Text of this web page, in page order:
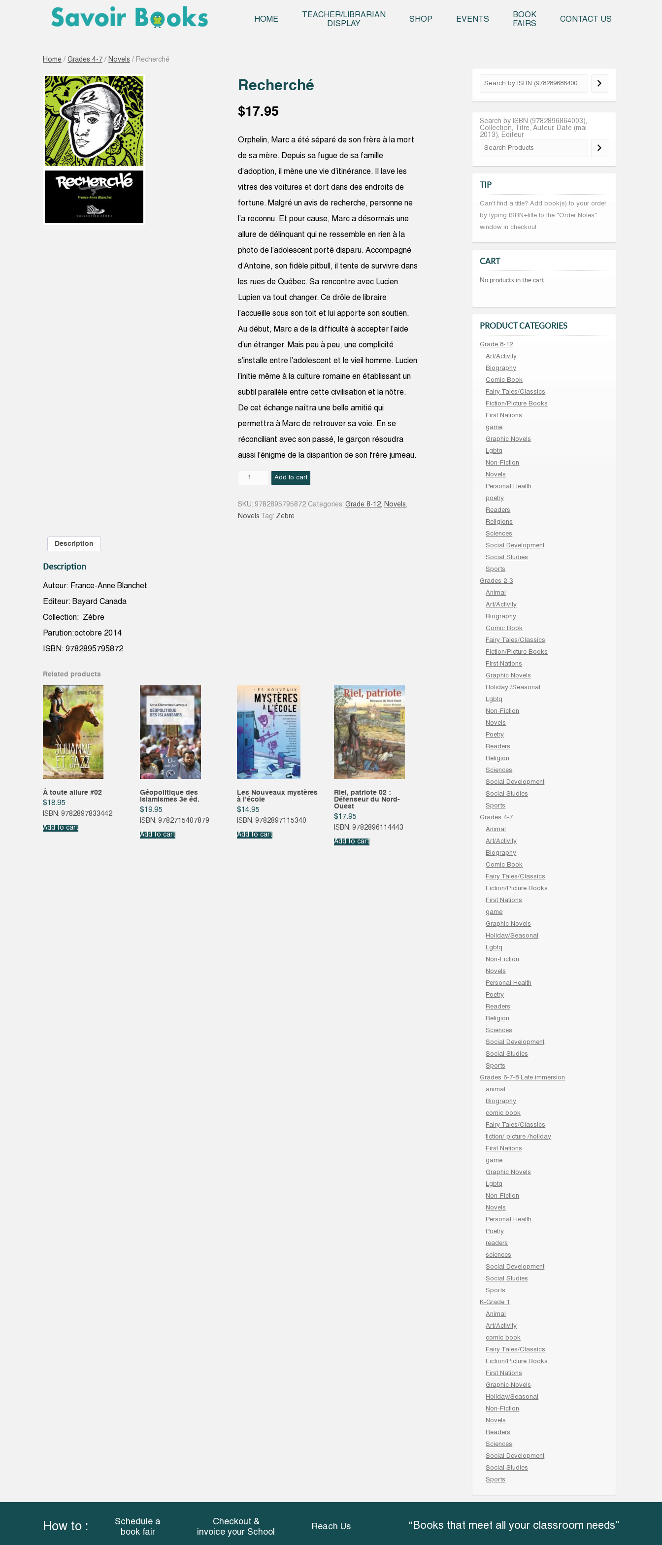
HOME
TEACHER/LIBRARIAN
DISPLAY
SHOP EVENTS
BOOK
FAIRS
CONTACT US
Home / Grades 4-7 / Novels / Recherché
Recherché
$17.95
Orphelin, Marc a été séparé de son frère à la mort
de sa mère. Depuis sa fugue de sa famille
d’adoption, il mène une vie d’itinérance. Il lave les
vitres des voitures et dort dans des endroits de
fortune. Malgré un avis de recherche, personne ne
l’a reconnu. Et pour cause, Marc a désormais une
allure de délinquant qui ne ressemble en rien à la
photo de l’adolescent porté disparu. Accompagné
d’Antoine, son fidèle pitbull, il tente de survivre dans
les rues de Québec. Sa rencontre avec Lucien
Lupien va tout changer. Ce drôle de libraire
l’accueille sous son toit et lui apporte son soutien.
Au début, Marc a de la difficulté à accepter l’aide
d’un étranger. Mais peu à peu, une complicité
s’installe entre l’adolescent et le vieil homme. Lucien
l’initie même à la culture romaine en établissant un
subtil parallèle entre cette civilisation et la nôtre.
De cet échange naîtra une belle amitié qui
permettra à Marc de retrouver sa voie. En se
réconciliant avec son passé, le garçon résoudra
aussi l’énigme de la disparition de son frère jumeau.
Recherché
Add to cart
SKU: 9782895795872 Categories:Grade 8-12, Novels,
Novels
Tag: Zebre
Description
Description
Auteur: France-Anne Blanchet
Editeur: Bayard Canada
Collection: Zèbre
Parution:octobre 2014
ISBN: 9782895795872
Related products
À toute allure #02
$18.95
ISBN: 9782897833442
Add to cart
Géopolitique des
islamismes 3e éd.
$19.95
ISBN: 9782715407879
Add to cart
Les Nouveaux mystères
à l’école
$14.95
ISBN: 9782897115340
Add to cart
Riel, patriote 02 :
Défenseur du Nord-
Ouest
$17.95
ISBN: 9782896114443
Add to cart
Search by ISBN (9782896864003),
Collection, Titre, Auteur, Date (mai
2013), Editeur
TIP
Can't find a title? Add book(s) to your order
by typing ISBN+title to the "Order Notes"
window in checkout.
CART
No products in the cart.
PRODUCT CATEGORIES
Grade 8-12
Art/Activity
Biography
Comic Book
Fairy Tales/Classics
Fiction/Picture Books
First Nations
game
Graphic Novels
Lgbtq
Non-Fiction
Novels
Personal Health
poetry
Readers
Religions
Sciences
Social Development
Social Studies
Sports
Grades 2-3
Animal
Art/Activity
Biography
Comic Book
Fairy Tales/Classics
Fiction/Picture Books
First Nations
Graphic Novels
Holiday /Seasonal
Lgbtq
Non-Fiction
Novels
Poetry
Readers
Religion
Sciences
Social Development
Social Studies
Sports
Grades 4-7
Animal
Art/Activity
Biography
Comic Book
Fairy Tales/Classics
Fiction/Picture Books
First Nations
game
Graphic Novels
Holiday/Seasonal
Lgbtq
Non-Fiction
Novels
Personal Health
Poetry
Readers
Religion
Sciences
Social Development
Social Studies
Sports
Grades 6-7-8 Late immersion
animal
Biography
comic book
Fairy Tales/Classics
fiction/ picture /holiday
First Nations
game
Graphic Novels
Lgbtq
Non-Fiction
Novels
Personal Health
Poetry
readers
sciences
Social Development
Social Studies
Sports
K-Grade 1
Animal
Art/Activity
comic book
Fairy Tales/Classics
Fiction/Picture Books
First Nations
Graphic Novels
Holiday/Seasonal
Non-Fiction
Novels
Readers
Sciences
Social Development
Social Studies
Sports
How to :
Schedule a
book fair
Checkout &
invoice your School
Reach Us “Books that meet all your classroom needs”